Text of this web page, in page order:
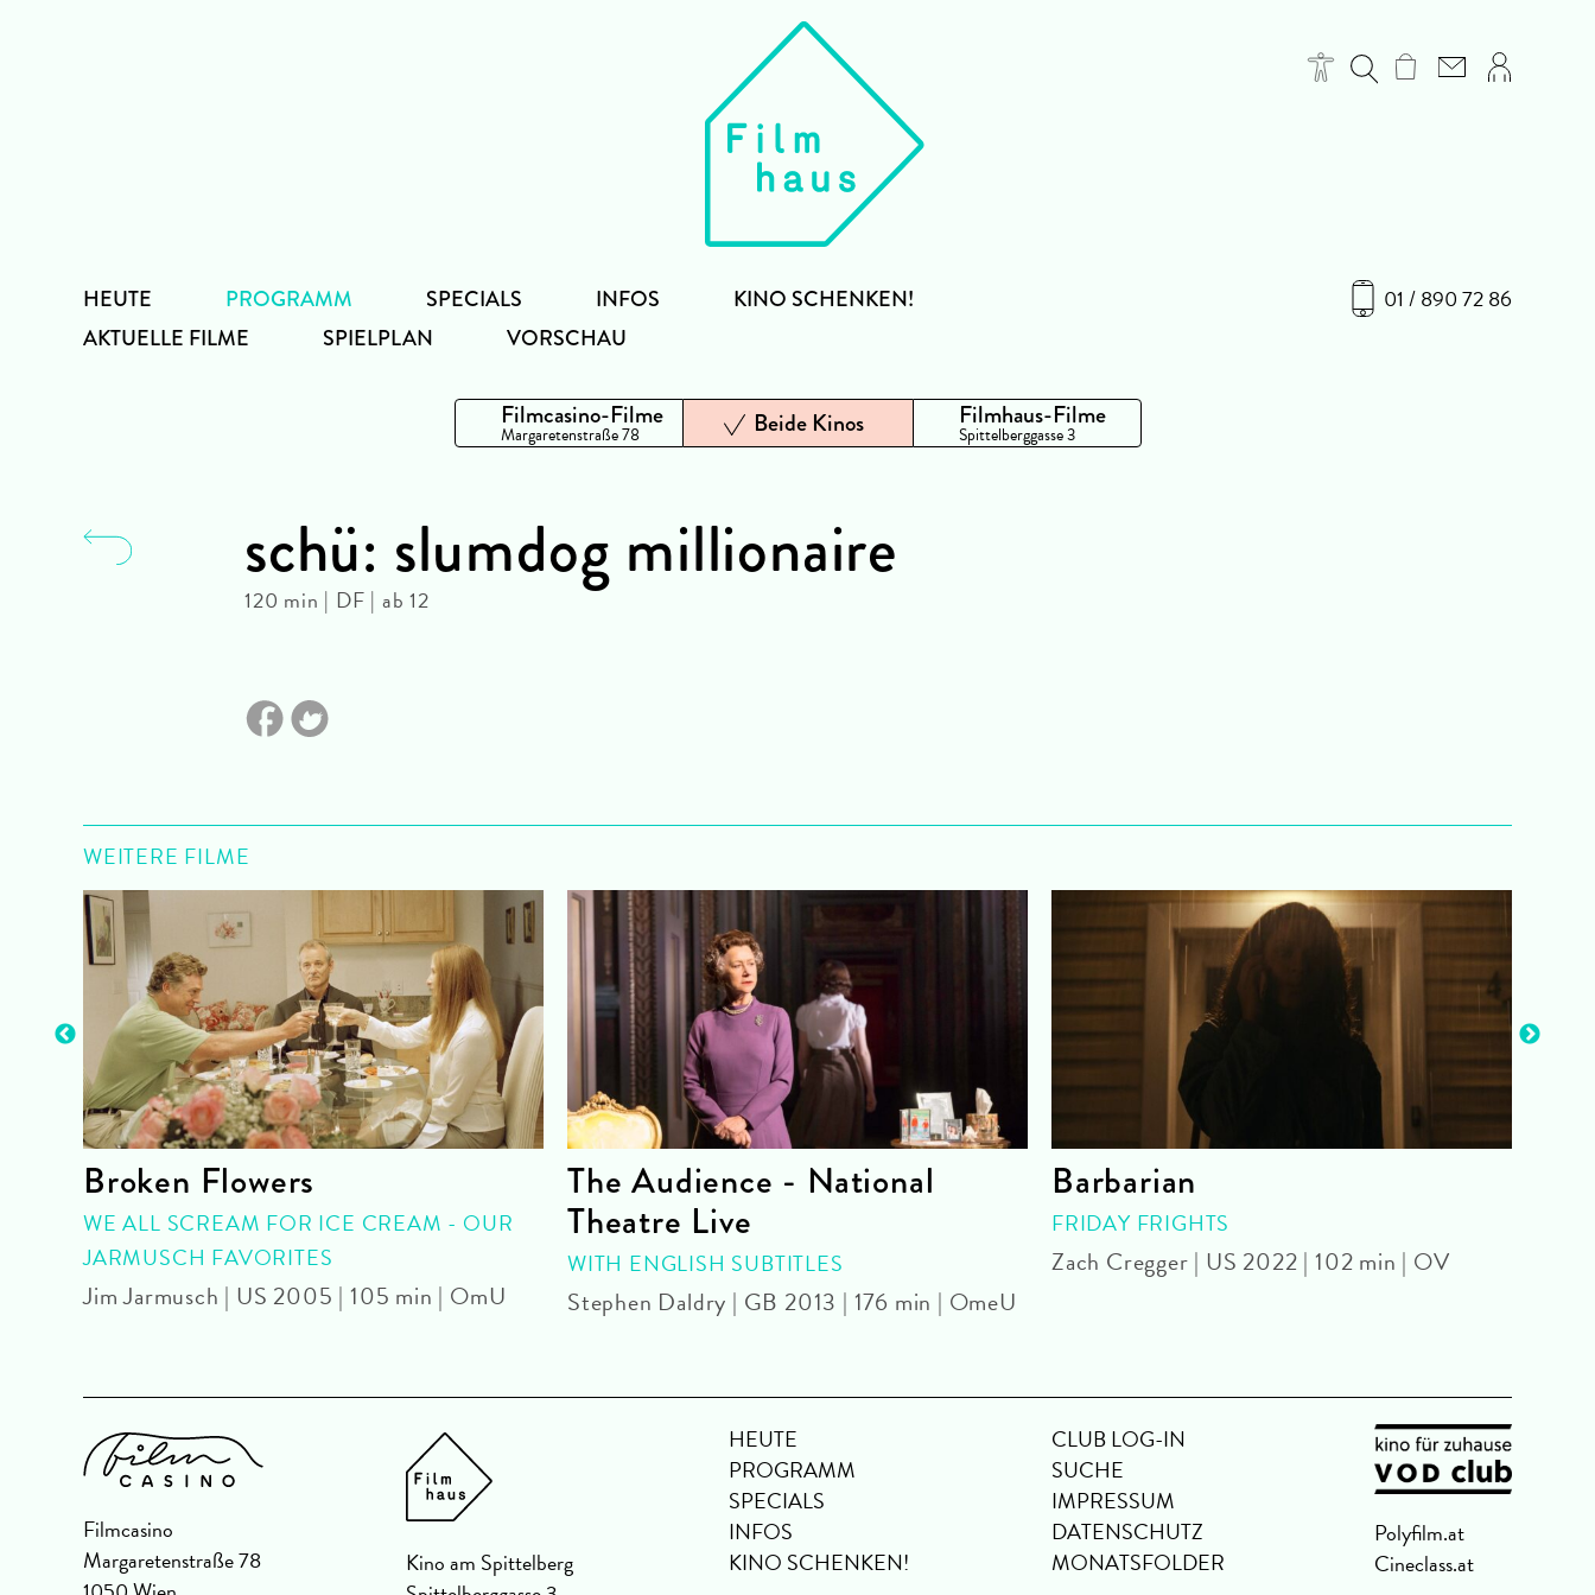
01 / 890 72 86
HEUTE
PROGRAMM
AKTUELLE FILME
SPIELPLAN VORSCHAU
SPECIALS INFOS KINO SCHENKEN!
Filmcasino-Filme
Margaretenstraße 78 Beide Kinos Filmhaus-Filme
Spittelberggasse 3
schü: slumdog millionaire
120 min | DF | ab 12
WEITERE FILME
Broken Flowers
WE ALL SCREAM FOR ICE CREAM - OUR
JARMUSCH FAVORITES
Jim Jarmusch | US 2005 | 105 min | OmU
The Audience - National
Theatre Live
WITH ENGLISH SUBTITLES
Stephen Daldry | GB 2013 | 176 min | OmeU
Barbarian
FRIDAY FRIGHTS
Zach Cregger | US 2022 | 102 min | OV
Filmcasino
Margaretenstraße 78
Kino am Spittelberg
HEUTE
PROGRAMM
SPECIALS
INFOS
KINO SCHENKEN!
CLUB LOG-IN
SUCHE
IMPRESSUM
DATENSCHUTZ
MONATSFOLDER
Polyfilm.at
Cineclass.at